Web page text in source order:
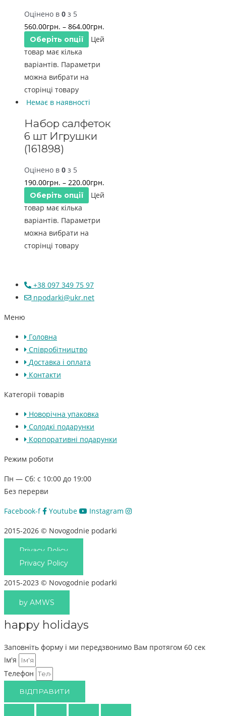
Оцінено в 0 з 5
560.00грн. – 864.00грн.
Оберіть опції
Цей
товар має кілька
варіантів. Параметри
можна вибрати на
сторінці товару
Немає в наявності
Набор салфеток
6 шт Игрушки
(161898)
Оцінено в 0 з 5
190.00грн. – 220.00грн.
Оберіть опції
Цей
товар має кілька
варіантів. Параметри
можна вибрати на
сторінці товару
+38 097 349 75 97
npodarki@ukr.net
Меню
Головна
Співробітництво
Доставка і оплата
Контакти
Категоріі товарів
Новорічна упаковка
Солодкі подарунки
Корпоративні подарунки
Режим роботи
Пн — Сб: с 10:00 до 19:00
Без перерви
Facebook-f Youtube Instagram
2015-2026 © Novogodnie podarki
Privacy Policy
Privacy Policy
2015-2023 © Novogodnie podarki
by AMWS
happy holidays
Заповніть форму і ми передзвонимо Вам протягом 60 сек
Ім'я
Телефон
ВІДПРАВИТИ